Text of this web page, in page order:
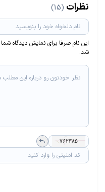
نظرات (15)
این نام صرفا برای نمایش دیدگاه
شد.